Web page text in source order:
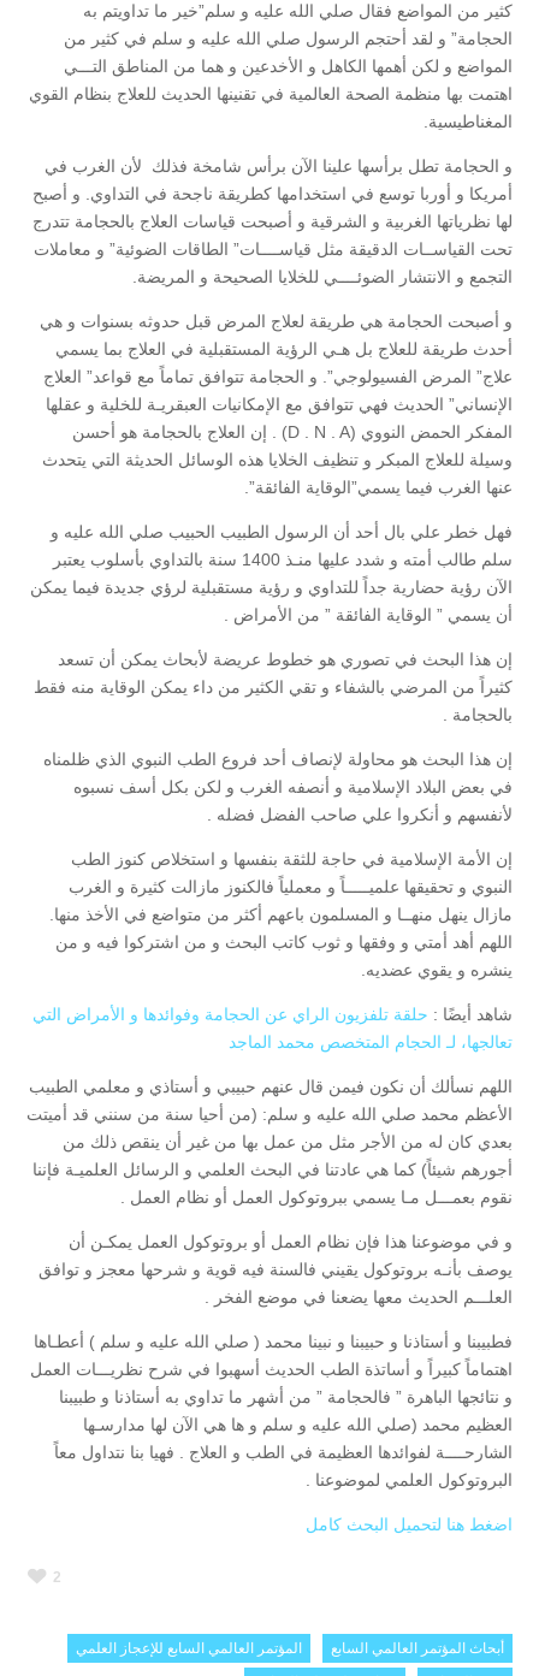
كثير من المواضع فقال صلي الله عليه و سلم”خير ما تداويتم به
الحجامة” و لقد أحتجم الرسول صلي الله عليه و سلم في كثير من
المواضع و لكن أهمها الكاهل و الأخدعين و هما من المناطق التـــي
اهتمت بها منظمة الصحة العالمية في تقنينها الحديث للعلاج بنظام القوي
المغناطيسية.
و الحجامة تطل برأسها علينا الآن برأس شامخة فذلك لأن الغرب في
أمريكا و أوربا توسع في استخدامها كطريقة ناجحة في التداوي. و أصبح
لها نظرياتها الغربية و الشرقية و أصبحت قياسات العلاج بالحجامة تتدرج
تحت القياســات الدقيقة مثل قياســــات” الطاقات الضوئية” و معاملات
التجمع و الانتشار الضوئــــي للخلايا الصحيحة و المريضة.
و أصبحت الحجامة هي طريقة لعلاج المرض قبل حدوثه بسنوات و هي
أحدث طريقة للعلاج بل هـي الرؤية المستقبلية في العلاج بما يسمي
علاج” المرض الفسيولوجي”. و الحجامة تتوافق تماماً مع قواعد” العلاج
الإنساني” الحديث فهي تتوافق مع الإمكانيات العبقريـة للخلية و عقلها
المفكر الحمض النووي (D . N . A) . إن العلاج بالحجامة هو أحسن
وسيلة للعلاج المبكر و تنظيف الخلايا هذه الوسائل الحديثة التي يتحدث
عنها الغرب فيما يسمي”الوقاية الفائقة”.
فهل خطر علي بال أحد أن الرسول الطبيب الحبيب صلي الله عليه و
سلم طالب أمته و شدد عليها منـذ 1400 سنة بالتداوي بأسلوب يعتبر
الآن رؤية حضارية جداً للتداوي و رؤية مستقبلية لرؤي جديدة فيما يمكن
أن يسمي ” الوقاية الفائقة ” من الأمراض .
إن هذا البحث في تصوري هو خطوط عريضة لأبحاث يمكن أن تسعد
كثيراً من المرضي بالشفاء و تقي الكثير من داء يمكن الوقاية منه فقط
بالحجامة .
إن هذا البحث هو محاولة لإنصاف أحد فروع الطب النبوي الذي ظلمناه
في بعض البلاد الإسلامية و أنصفه الغرب و لكن بكل أسف نسبوه
لأنفسهم و أنكروا علي صاحب الفضل فضله .
إن الأمة الإسلامية في حاجة للثقة بنفسها و استخلاص كنوز الطب
النبوي و تحقيقها علميـــــاً و معملياً فالكنوز مازالت كثيرة و الغرب
مازال ينهل منهــا و المسلمون باعهم أكثر من متواضع في الأخذ منها.
اللهم أهد أمتي و وفقها و ثوب كاتب البحث و من اشتركوا فيه و من
ينشره و يقوي عضديه.
شاهد أيضًا : حلقة تلفزيون الراي عن الحجامة وفوائدها و الأمراض التي
تعالجها، لـ الحجام المتخصص محمد الماجد
اللهم نسألك أن نكون فيمن قال عنهم حبيبي و أستاذي و معلمي الطبيب
الأعظم محمد صلي الله عليه و سلم: (من أحيا سنة من سنني قد أميتت
بعدي كان له من الأجر مثل من عمل بها من غير أن ينقص ذلك من
أجورهم شيئاً) كما هي عادتنا في البحث العلمي و الرسائل العلميـة فإننا
نقوم بعمـــل مـا يسمي ببروتوكول العمل أو نظام العمل .
و في موضوعنا هذا فإن نظام العمل أو بروتوكول العمل يمكـن أن
يوصف بأنـه بروتوكول يقيني فالسنة فيه قوية و شرحها معجز و توافق
العلـــم الحديث معها يضعنا في موضع الفخر .
فطبيبنا و أستاذنا و حبيبنا و نبينا محمد ( صلي الله عليه و سلم ) أعطـاها
اهتماماً كبيراً و أساتذة الطب الحديث أسهبوا في شرح نظريـــات العمل
و نتائجها الباهرة ” فالحجامة ” من أشهر ما تداوي به أستاذنا و طبيبنا
العظيم محمد (صلي الله عليه و سلم و ها هي الآن لها مدارسـها
الشارحــــة لفوائدها العظيمة في الطب و العلاج . فهيا بنا نتداول معاً
البروتوكول العلمي لموضوعنا .
اضغط هنا لتحميل البحث كامل
2
أبحاث المؤتمر العالمي السابع
المؤتمر العالمي السابع للإعجاز العلمي